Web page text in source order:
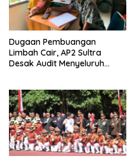
Dugaan Pembuangan
Limbah Cair, AP2 Sultra
Desak Audit Menyeluruh
Hukum